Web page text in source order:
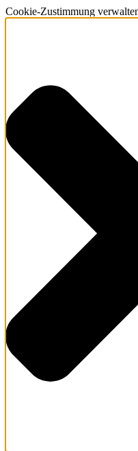
Cookie-Zustimmung